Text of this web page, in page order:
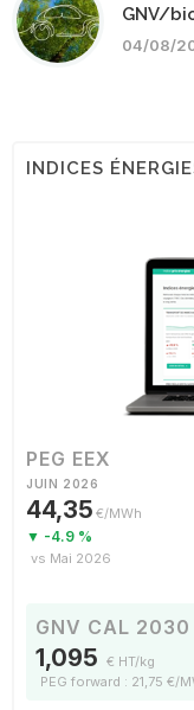
GNV/
04/08/
INDICES
PEG EEX
JUIN 2026
44,35 €/MWh
▼ -4.9 %
vs Mai 2026
GNV CAL 2030
1,095 € HT/kg
PEG forward : 21,75 €/